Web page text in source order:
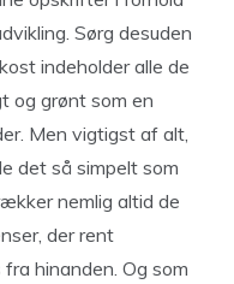
Sørg desuden
indeholder alle de
og grønt som en
Men vigtigst af alt,
det så simpelt som
nemlig altid de
der rent
hinanden. Og som